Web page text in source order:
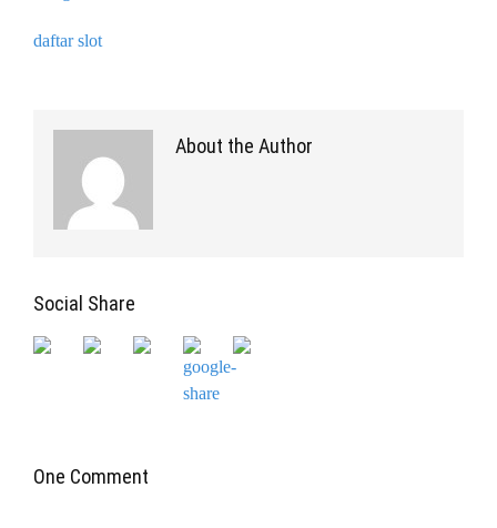
daftar slot
About the Author
Social Share
One Comment